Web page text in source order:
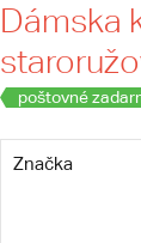
Dámska
poštovné
Značka